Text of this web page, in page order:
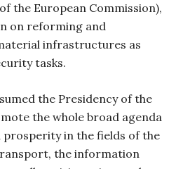
the European Commission),
on reforming and
infrastructures as
tasks.
the Presidency of the
the whole broad agenda
prosperity in the fields of the
the information